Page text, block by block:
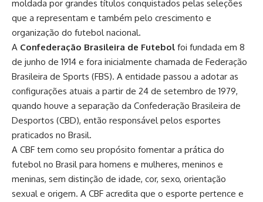
moldada por grandes títulos conquistados pelas seleções
que a representam e também pelo crescimento e
organização do futebol nacional.
A Confederação Brasileira de Futebol foi fundada em 8
de junho de 1914 e fora inicialmente chamada de Federação
Brasileira de Sports (FBS). A entidade passou a adotar as
configurações atuais a partir de 24 de setembro de 1979,
quando houve a separação da Confederação Brasileira de
Desportos (CBD), então responsável pelos esportes
praticados no Brasil.
A CBF tem como seu propósito fomentar a prática do
futebol no Brasil para homens e mulheres, meninos e
meninas, sem distinção de idade, cor, sexo, orientação
sexual e origem. A CBF acredita que o esporte pertence e